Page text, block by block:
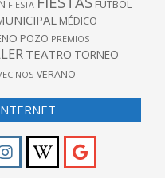
FIESTA FUTBOL
MÉDICO
POZO PREMIOS
TEATRO TORNEO
VERANO